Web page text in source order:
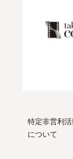
特定非営利
について